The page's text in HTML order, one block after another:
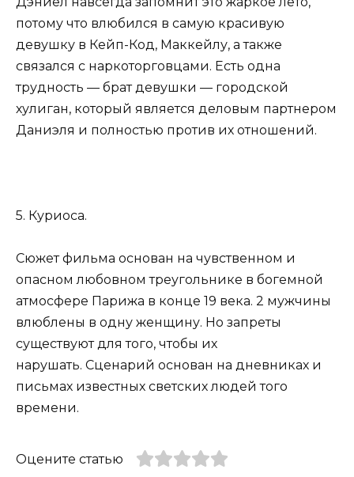
потому что влюбился в самую красивую
девушку в Кейп-Код, Маккейлу, а также
связался с наркоторговцами. Есть одна
трудность — брат девушки — городской
хулиган, который является деловым партнером
Даниэля и полностью против их отношений.
5. Куриоса.
Сюжет фильма основан на чувственном и
опасном любовном треугольнике в богемной
атмосфере Парижа в конце 19 века. 2 мужчины
влюблены в одну женщину. Но запреты
существуют для того, чтобы их
нарушать. Сценарий основан на дневниках и
письмах известных светских людей того
времени.
Оцените статью